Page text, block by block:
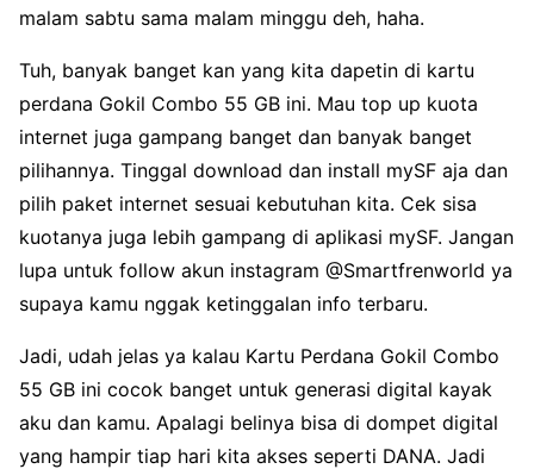
malam sabtu sama malam minggu deh, haha.
Tuh, banyak banget kan yang kita dapetin di kartu
perdana Gokil Combo 55 GB ini. Mau top up kuota
internet juga gampang banget dan banyak banget
pilihannya. Tinggal download dan install mySF aja dan
pilih paket internet sesuai kebutuhan kita. Cek sisa
kuotanya juga lebih gampang di aplikasi mySF. Jangan
lupa untuk follow akun instagram @Smartfrenworld ya
supaya kamu nggak ketinggalan info terbaru.
Jadi, udah jelas ya kalau Kartu Perdana Gokil Combo
55 GB ini cocok banget untuk generasi digital kayak
aku dan kamu. Apalagi belinya bisa di dompet digital
yang hampir tiap hari kita akses seperti DANA. Jadi